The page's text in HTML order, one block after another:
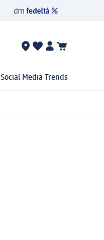
Social Media Trends